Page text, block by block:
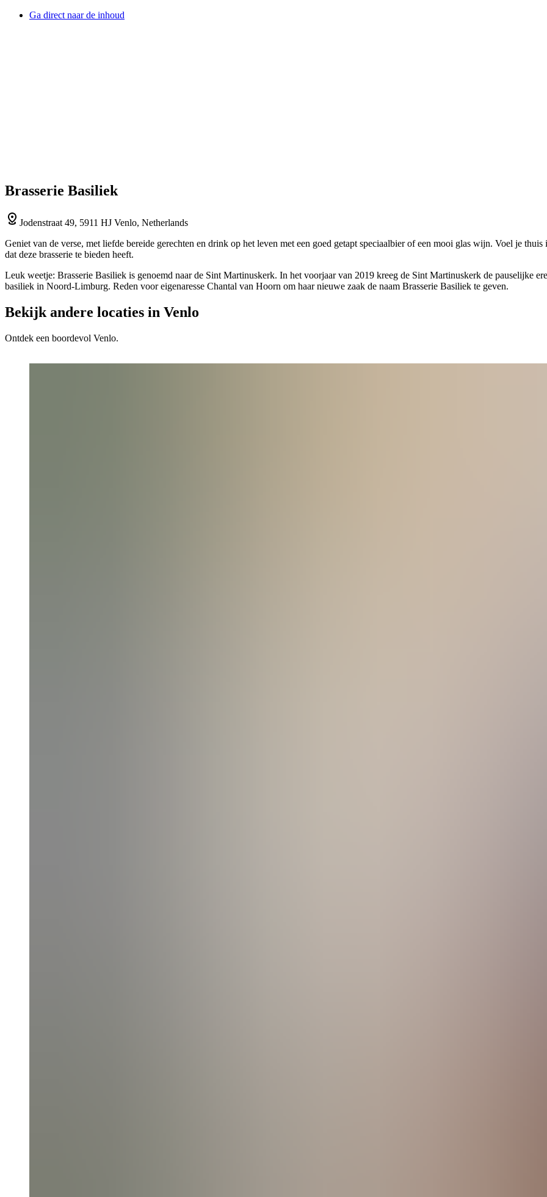
Ga direct naar de inhoud
Brasserie Basiliek
Jodenstraat 49, 5911 HJ Venlo, Netherlands
Geniet van de verse, met liefde bereide gerechten en drink op het leven met een goed getapt speciaalbier of een mooi glas wijn. Voel je
dat deze brasserie te bieden heeft.
Leuk weetje: Brasserie Basiliek is genoemd naar de Sint Martinuskerk. In het voorjaar van 2019 kreeg de Sint Martinuskerk de pauselijke
basiliek in Noord-Limburg. Reden voor eigenaresse Chantal van Hoorn om haar nieuwe zaak de naam Brasserie Basiliek te geven.
Bekijk andere locaties in Venlo
Ontdek een boordevol Venlo.